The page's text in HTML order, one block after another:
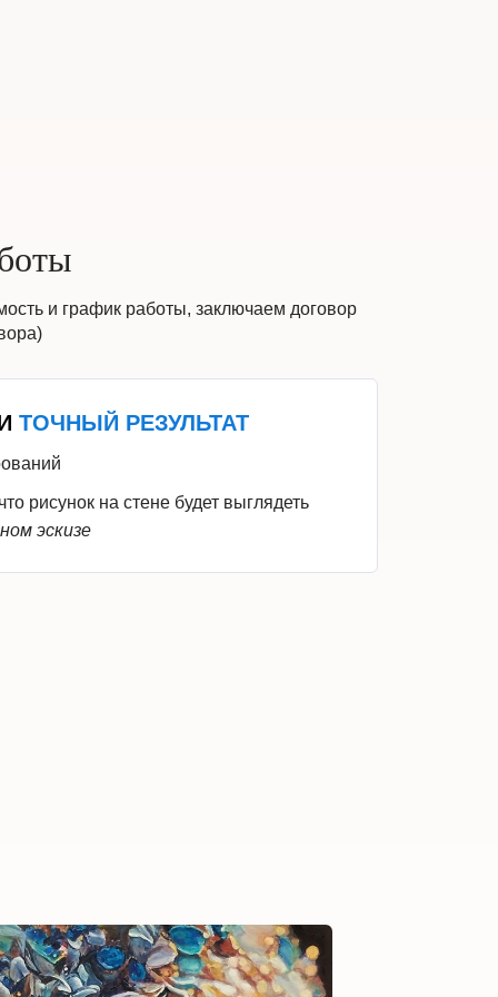
и график работы, заключаем договор
ТОЧНЫЙ РЕЗУЛЬТАТ
рисунок на стене будет выглядеть
эскизе